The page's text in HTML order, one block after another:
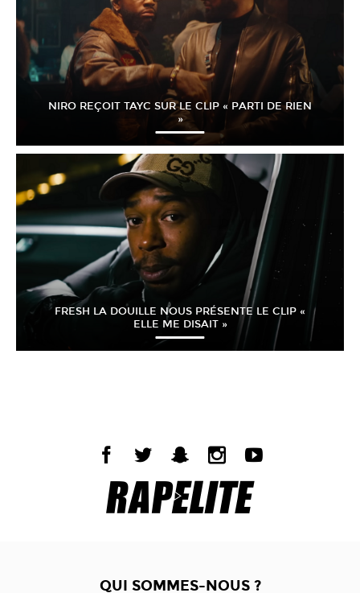
NIRO REÇOIT TAYC SUR LE CLIP « PARTI DE RIEN
»
FRESH LA DOUILLE NOUS PRÉSENTE LE CLIP «
ELLE ME DISAIT »
QUI SOMMES-NOUS ?